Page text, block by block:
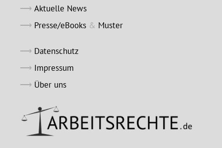
Aktuelle News
Presse/eBooks & Muster
Datenschutz
Impressum
Über uns